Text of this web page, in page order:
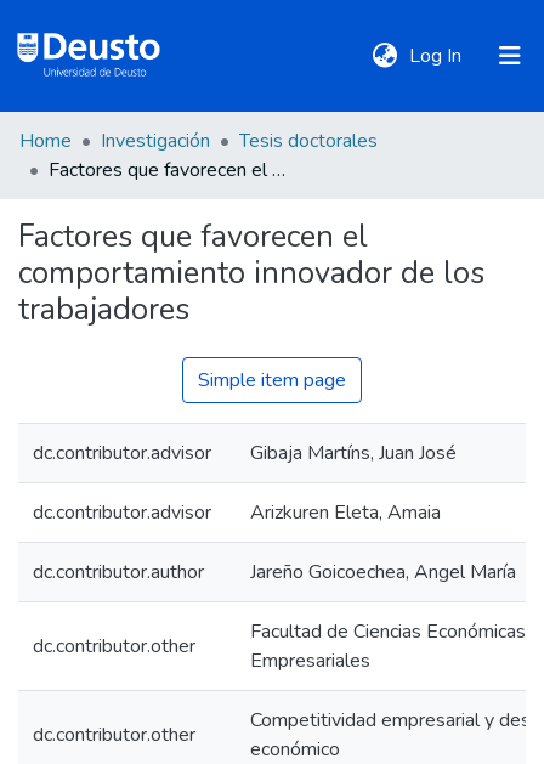
Log In (current)
DeustoTeka
Communities
&
Collections
Statistics
Home Investigación
Tesis doctorales
Factores que favorecen el comportamiento innovador de los trabajadores
Factores que favorecen el
comportamiento innovador de los
trabajadores
Simple item page
dc.contributor.advisor Gibaja Martíns, Juan José
dc.contributor.advisor Arizkuren Eleta, Amaia
dc.contributor.author Jareño Goicoechea, Angel María
dc.contributor.other
Facultad de Ciencias Económicas y
Empresariales
dc.contributor.other
Competitividad empresarial y
económico